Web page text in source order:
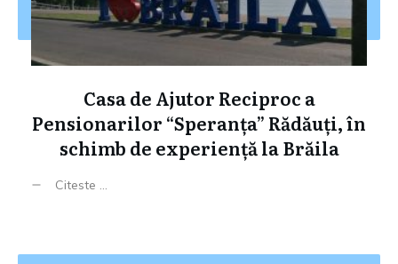
Casa de Ajutor Reciproc a
Pensionarilor “Speranța” Rădăuți, în
schimb de experiență la Brăila
Citeste ...